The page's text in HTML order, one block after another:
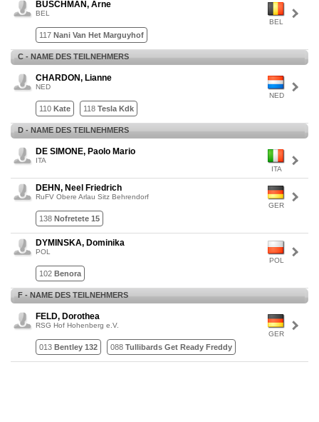
BEL
BUSCHMAN, Arne
BEL
117 Nani Van Het Marguyhof
C - NAME DES TEILNEHMERS
NED
CHARDON, Lianne
NED
110 Kate 118 Tesla Kdk
D - NAME DES TEILNEHMERS
ITA
DE SIMONE, Paolo Mario
ITA
GER
DEHN, Neel Friedrich
RuFV Obere Arlau Sitz Behrendorf
138 Nofretete 15
POL
DYMINSKA, Dominika
POL
102 Benora
F - NAME DES TEILNEHMERS
GER
FELD, Dorothea
RSG Hof Hohenberg e.V.
013 Bentley 132 088 Tullibards Get Ready Freddy